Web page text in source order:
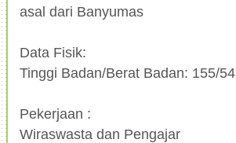
asal dari Banyumas
Data Fisik:
Tinggi Badan/Berat Badan: 155/54
Pekerjaan :
Wiraswasta dan Pengajar